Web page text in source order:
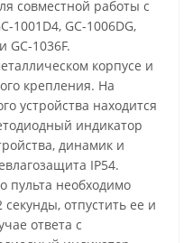
совместной работы с
1001D4, GC-1006DG,
GC-1036F.
корпусе и
крепления. На
устройства находится
индикатор
динамик и
IP54.
пульта необходимо
отпустить ее и
ответа с